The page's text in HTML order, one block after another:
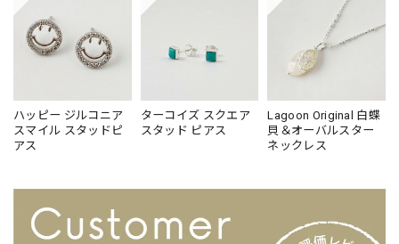
ハッピー ジルコニア
スマイル スタッドピ
アス
ターコイズ スクエア
スタッド ピアス
Lagoon Original 白蝶
貝＆オーバルスター
ネックレス